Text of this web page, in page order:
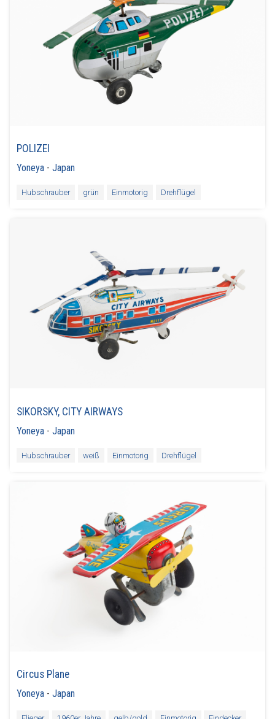
POLIZEI
Yoneya -Japan
Hubschrauber grün Einmotorig Drehflügel
SIKORSKY, CITY AIRWAYS
Yoneya -Japan
Hubschrauber weiß Einmotorig Drehflügel
Circus Plane
Yoneya -Japan